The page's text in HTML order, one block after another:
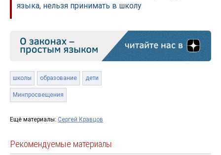
языка, нельзя принимать в школу
школы образование дети
Минпросвещения
Ещё материалы: Сергей Кравцов
Рекомендуемые материалы